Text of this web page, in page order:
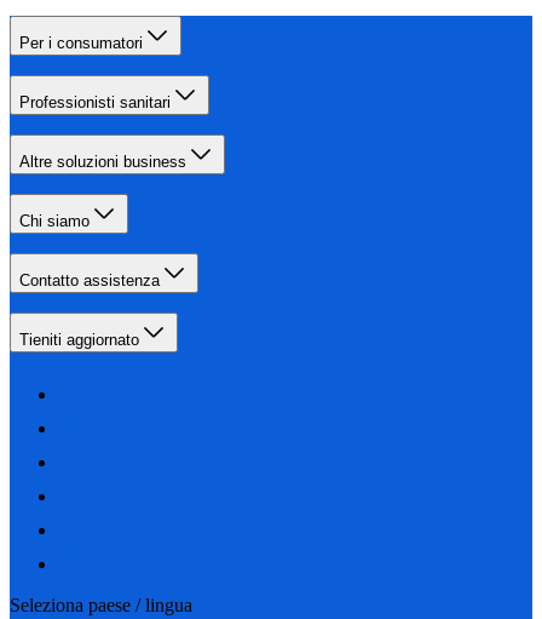
Per i consumatori
Professionisti sanitari
Altre soluzioni business
Chi siamo
Contatto assistenza
Tieniti aggiornato
Seleziona paese / lingua